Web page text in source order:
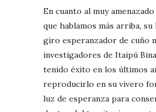
En cuanto al muy
que hablamos más arriba,
giro esperanzador de cuño
investigadores de Itaipú
tenido éxito en los últimos
reproducirlo en su vivero
luz de esperanza para